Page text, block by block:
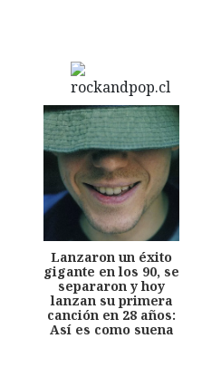
Lanzaron un éxito
gigante en los 90, se
separaron y hoy
lanzan su primera
canción en 28 años:
Así es como suena